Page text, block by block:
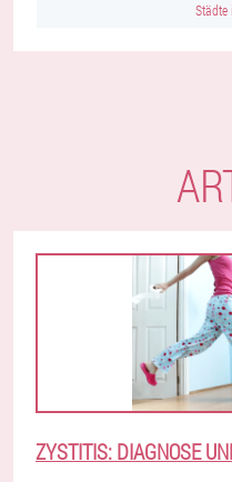
Städte
ZYSTITIS: DIAGNOSE